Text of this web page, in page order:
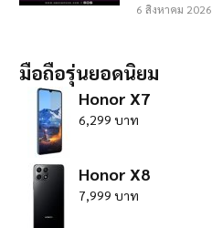
6 สิงหาคม 2026
มือถือรุ่นยอดนิยม
Honor X7
6,299 บาท
Honor X8
7,999 บาท